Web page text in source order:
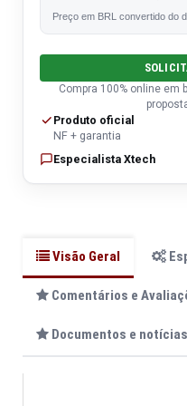
Preço em BRL convertido do
Compra 100% online em
Produto oficial
NF + garantia
Especialista Xtech
Visão Geral
Comentários e
Documentos e notícias